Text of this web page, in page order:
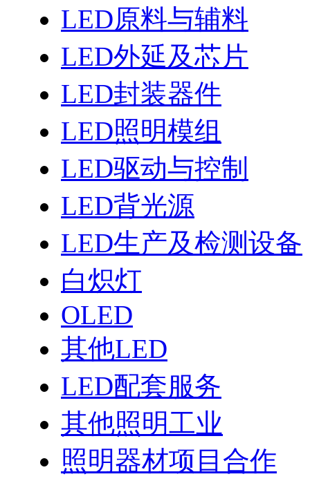
LED原料与辅料
LED外延及芯片
LED封装器件
LED照明模组
LED驱动与控制
LED背光源
LED生产及检测设备
白炽灯
OLED
其他LED
LED配套服务
其他照明工业
照明器材项目合作